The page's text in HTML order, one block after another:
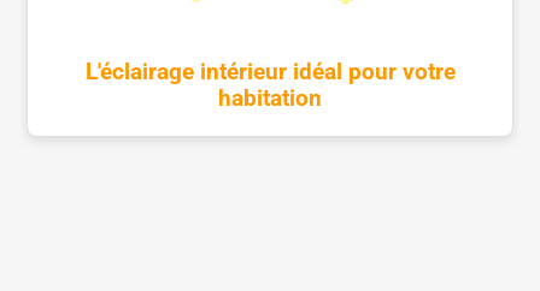
L'éclairage intérieur idéal pour votre
habitation